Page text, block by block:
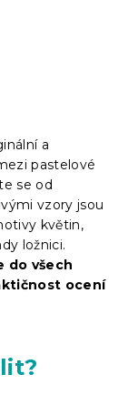
a
pastelové
se od
vzory jsou
květin,
ložnici.
do všech
ocení